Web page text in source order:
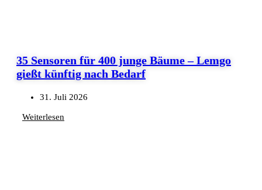
35 Sensoren für 400 junge Bäume – Lemgo
gießt künftig nach Bedarf
31. Juli 2026
Weiterlesen